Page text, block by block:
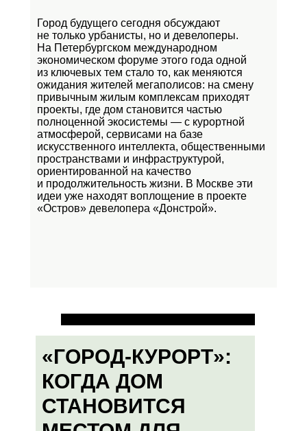
Город будущего сегодня обсуждают
не только урбанисты, но и девелоперы.
На Петербургском международном
экономическом форуме этого года одной
из ключевых тем стало то, как меняются
ожидания жителей мегаполисов: на смену
привычным жилым комплексам приходят
проекты, где дом становится частью
полноценной экосистемы — с курортной
атмосферой, сервисами на базе
искусственного интеллекта, общественными
пространствами и инфраструктурой,
ориентированной на качество
и продолжительность жизни. В Москве эти
идеи уже находят воплощение в проекте
«Остров» девелопера «Донстрой».
«ГОРОД-КУРОРТ»:
КОГДА ДОМ
СТАНОВИТСЯ